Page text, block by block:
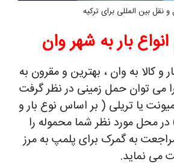
نقل بین المللی برای ترکیه
بار به شهر وان
و کالا به وان ، بهترین و مقرون به
می توان حمل زمینی در نظر گرفت
یا تریلی ( بر اساس نوع بار و
محل مورد نظر شما محموله را
به گمرک برای پلمپ به مرز
می نماید.